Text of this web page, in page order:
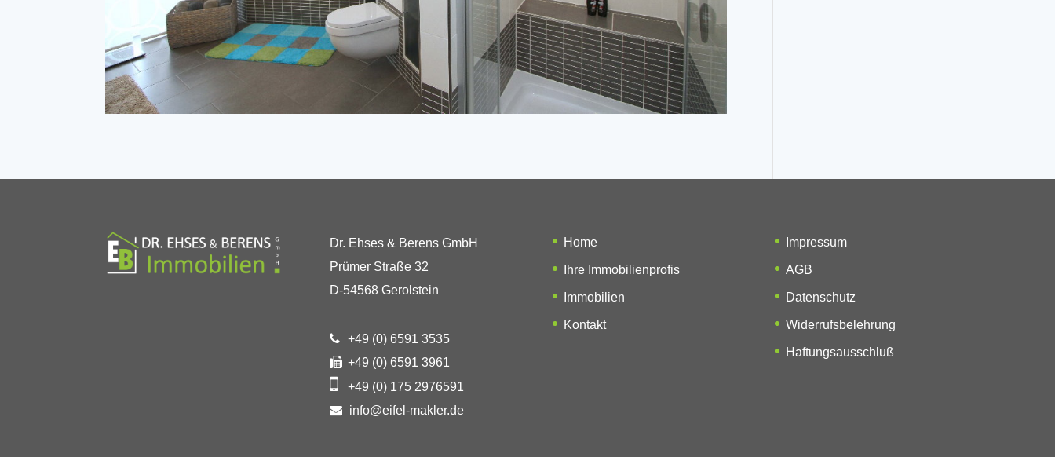
Dr. Ehses & Berens GmbH
Prümer Straße 32
D-54568 Gerolstein
+49 (0) 6591 3535
+49 (0) 6591 3961
+49 (0) 175 2976591
info@eifel-makler.de
Home
Ihre Immobilienprofis
Immobilien
Kontakt
Impressum
AGB
Datenschutz
Widerrufsbelehrung
Haftungsausschluß